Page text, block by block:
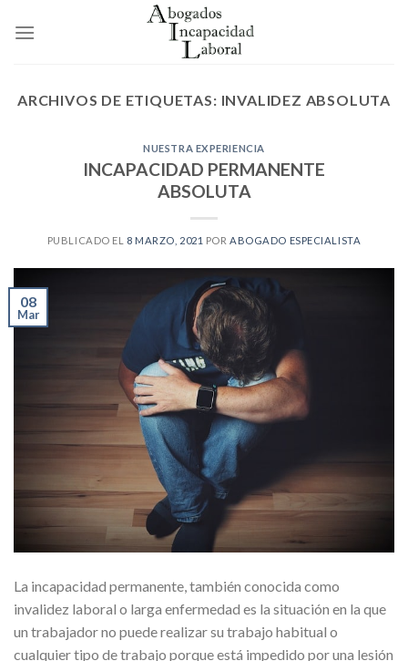
ARCHIVOS DE ETIQUETAS: INVALIDEZ ABSOLUTA
NUESTRA EXPERIENCIA
INCAPACIDAD PERMANENTE
ABSOLUTA
PUBLICADO EL 8 MARZO, 2021 POR ABOGADO ESPECIALISTA
08
Mar
La incapacidad permanente, también conocida como
invalidez laboral o larga enfermedad es la situación en la que
un trabajador no puede realizar su trabajo habitual o
cualquier tipo de trabajo porque está impedido por una lesión